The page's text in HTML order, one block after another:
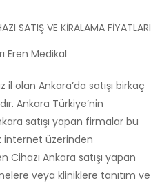
SATIŞ VE KİRALAMA FİYATLARI
Eren Medikal
olan Ankara’da satışı birkaç
Ankara Türkiye’nin
satışı yapan firmalar bu
internet üzerinden
Cihazı Ankara satışı yapan
veya kliniklere tanıtım ve